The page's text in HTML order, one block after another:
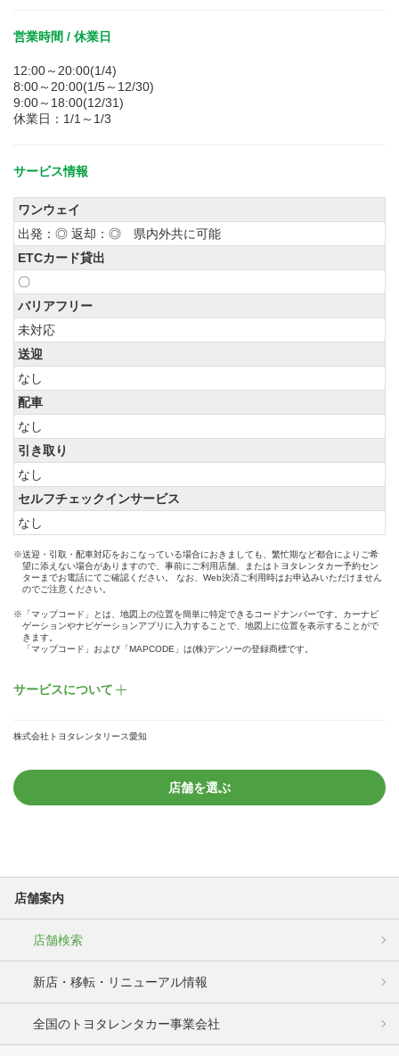
営業時間 / 休業日
12:00～20:00(1/4)
8:00～20:00(1/5～12/30)
9:00～18:00(12/31)
休業日：1/1～1/3
サービス情報
ワンウェイ
出発：◎ 返却：◎ 県内外共に可能
ETCカード貸出
〇
バリアフリー
未対応
送迎
なし
配車
なし
引き取り
なし
セルフチェックインサービス
なし
※送迎・引取・配車対応をおこなっている場合におきましても、繁忙期など都合によりご希
望に添えない場合がありますので、事前にご利用店舗、またはトヨタレンタカー予約セン
ターまでお電話にてご確認ください。 なお、Web決済ご利用時はお申込みいただけません
のでご注意ください。
※「マップコード」とは、地図上の位置を簡単に特定できるコードナンバーです。カーナビ
ゲーションやナビゲーションアプリに入力することで、地図上に位置を表示することがで
きます。
「マップコード」および「MAPCODE」は(株)デンソーの登録商標です。
サービスについて
株式会社トヨタレンタリース愛知
店舗を選ぶ
店舗案内
店舗検索
新店・移転・リニューアル情報
全国のトヨタレンタカー事業会社